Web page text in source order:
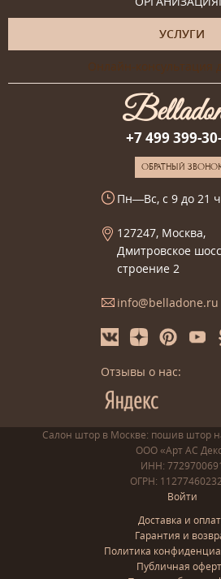
УСЛУГИ
Онлайн-консультация
+7 499 399-
ОБРАТНЫЙ
Пн—Вс, с 9 до 21
127247, Москва,
Дмитровское
строение 2
info@belladone.ru
Отзывы о нас:
Салон штор в Москве: пошив штор
ООО «Арт АС
ИНН: 7729700691
ОГРН:
Войти
Доставка и
Гарантия и
Политика
Публичная